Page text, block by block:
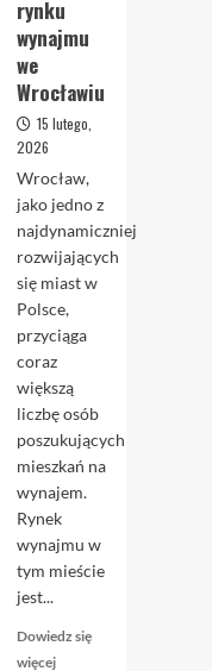
rynku
wynajmu
we
Wrocławiu
15 lutego,
2026
Wrocław,
jako jedno z
najdynamiczniej
rozwijających
się miast w
Polsce,
przyciąga
coraz
większą
liczbę osób
poszukujących
mieszkań na
wynajem.
Rynek
wynajmu w
tym mieście
jest...
Dowiedz się
więcejDowiedz